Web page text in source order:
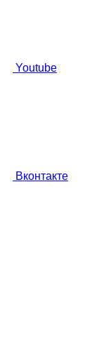
Youtube
Вконтакте